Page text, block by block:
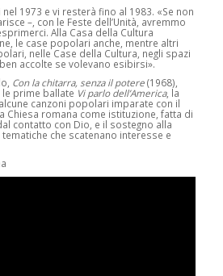
1973 e vi resterà fino al 1983. «Se non
–, con le Feste dell’Unità, avremmo
Alla Casa della Cultura
le case popolari anche, mentre altri
nelle Case della Cultura, negli spazi
accolte se volevano esibirsi».
Con la chitarra, senza il potere(1968),
le prime ballateVi parlo dell’America, la
canzoni popolari imparate con il
Chiesa romana come istituzione, fatta di
contatto con Dio, e il sostegno alla
che scatenano interesse e